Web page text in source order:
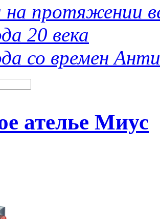
протяжении
20 века
со времен
ателье Миус